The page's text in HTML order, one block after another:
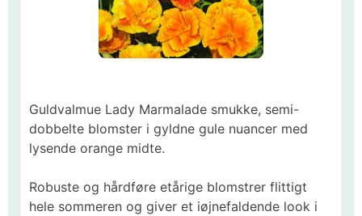
Guldvalmue Lady Marmalade smukke, semi-
dobbelte blomster i gyldne gule nuancer med
lysende orange midte.
Robuste og hårdføre etårige blomstrer flittigt
hele sommeren og giver et iøjnefaldende look i